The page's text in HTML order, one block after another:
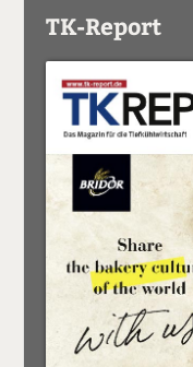
TK-Report